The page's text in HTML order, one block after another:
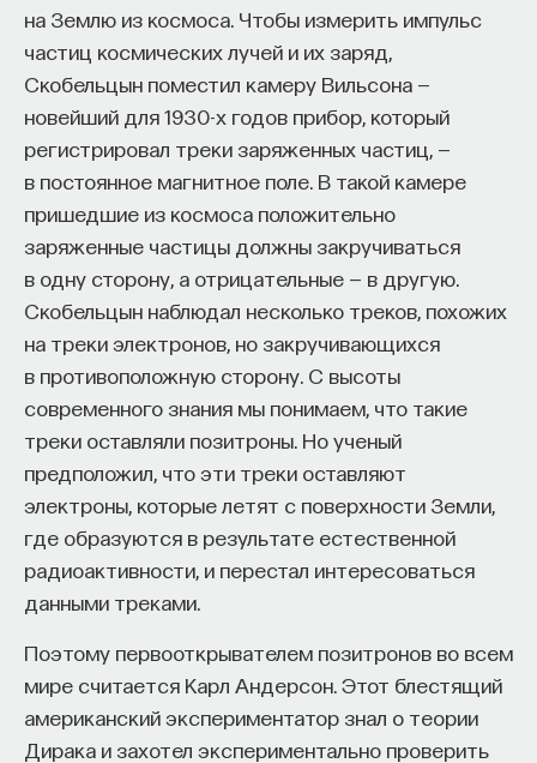
на Землю из космоса. Чтобы измерить импульс
частиц космических лучей и их заряд,
Скобельцын поместил камеру Вильсона —
новейший для 1930-х годов прибор, который
регистрировал треки заряженных частиц, —
в постоянное магнитное поле. В такой камере
пришедшие из космоса положительно
заряженные частицы должны закручиваться
в одну сторону, а отрицательные — в другую.
Скобельцын наблюдал несколько треков, похожих
на треки электронов, но закручивающихся
в противоположную сторону. С высоты
современного знания мы понимаем, что такие
треки оставляли позитроны. Но ученый
предположил, что эти треки оставляют
электроны, которые летят с поверхности Земли,
где образуются в результате естественной
радиоактивности, и перестал интересоваться
данными треками.
Поэтому первооткрывателем позитронов во всем
мире считается Карл Андерсон. Этот блестящий
американский экспериментатор знал о теории
Дирака и захотел экспериментально проверить
Сения Долгачева
ИСКУССТВЕННЫЙ ИНТЕЛЛЕКТ
АКАДЕМИЧЕСКАЯ СРЕДА ОБУЧЕНИЕ
СТРОИТЕЛИ БУДУЩЕГО
Что такое партнёрский материал?